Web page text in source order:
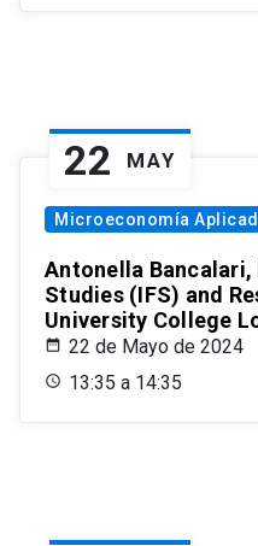
22 MAY
Microeconomía
Antonella
Studies (IFS) and
University College
22 de Mayo de 2024
13:35 a 14:35